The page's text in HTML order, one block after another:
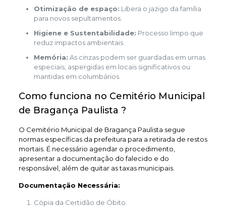
Otimização de espaço: Libera o jazigo da família
para novos sepultamentos.
Higiene e Sustentabilidade: Processo limpo que
reduz impactos ambientais.
Memória: As cinzas podem ser guardadas em urnas
especiais, aspergidas em locais significativos ou
mantidas em columbários.
Como funciona no Cemitério Municipal
de Bragança Paulista ?
O Cemitério Municipal de Bragança Paulista segue
normas específicas da prefeitura para a retirada de restos
mortais. É necessário agendar o procedimento,
apresentar a documentação do falecido e do
responsável, além de quitar as taxas municipais.
Documentação Necessária:
Cópia da Certidão de Óbito.